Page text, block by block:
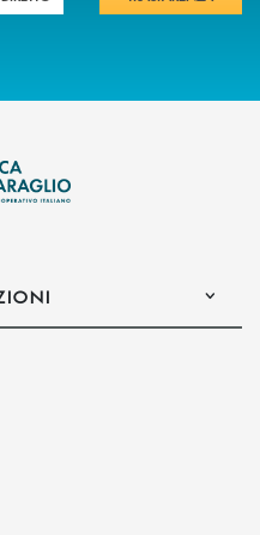
l’app di posta elettronica)
l’app di posta elettronica)